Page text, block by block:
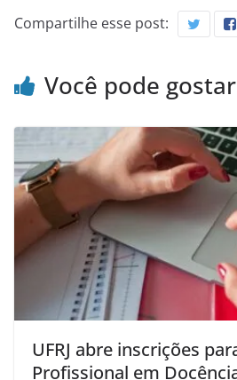
Compartilhe esse post:
Você pode
UFRJ abre inscrições
Profissional em